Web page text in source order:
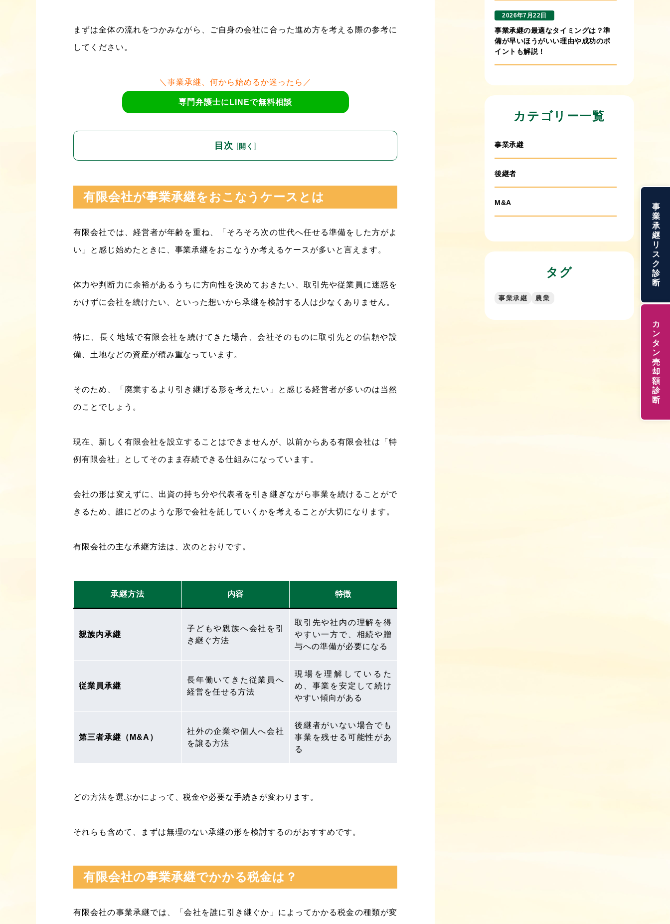
事
業
承
継
リ
ス
ク
診
断
カ
ン
タ
ン
売
却
額
診
断
まずは全体の流れをつかみながら、ご自身の会社に合った進め方を考える際の参考に
してください。
＼事業承継、何から始めるか迷ったら／
専門弁護士にLINEで無料相談
目次 [開く ]
有限会社が事業承継をおこなうケースとは
有限会社では、経営者が年齢を重ね、「そろそろ次の世代へ任せる準備をした方がよ
い」と感じ始めたときに、事業承継をおこなうか考えるケースが多いと言えます。
体力や判断力に余裕があるうちに方向性を決めておきたい、取引先や従業員に迷惑を
かけずに会社を続けたい、といった想いから承継を検討する人は少なくありません。
特に、長く地域で有限会社を続けてきた場合、会社そのものに取引先との信頼や設
備、土地などの資産が積み重なっています。
そのため、「廃業するより引き継げる形を考えたい」と感じる経営者が多いのは当然
のことでしょう。
現在、新しく有限会社を設立することはできませんが、以前からある有限会社は「特
例有限会社」としてそのまま存続できる仕組みになっています。
会社の形は変えずに、出資の持ち分や代表者を引き継ぎながら事業を続けることがで
きるため、誰にどのような形で会社を託していくかを考えることが大切になります。
有限会社の主な承継方法は、次のとおりです。
承継方法 内容 特徴
親族内承継
子どもや親族へ会社を引
き継ぐ方法
取引先や社内の理解を得
やすい一方で、相続や贈
与への準備が必要になる
従業員承継
長年働いてきた従業員へ
経営を任せる方法
現場を理解しているた
め、事業を安定して続け
やすい傾向がある
第三者承継（M&A）
社外の企業や個人へ会社
を譲る方法
後継者がいない場合でも
事業を残せる可能性があ
る
どの方法を選ぶかによって、税金や必要な手続きが変わります。
それらも含めて、まずは無理のない承継の形を検討するのがおすすめです。
有限会社の事業承継でかかる税金は？
有限会社の事業承継では、「会社を誰に引き継ぐか」によってかかる税金の種類が変
2026年7月22日
事業承継の最適なタイミングは？準
備が早いほうがいい理由や成功のポ
イントも解説！
事業承継で個人から法人にすべき？
ス・手続きの流れも解説！
2026年7月15日
事業承継税制の延長はいつまで？特
例承継計画の期限や要件・準備まで
用や進め方・相談先の選び方までま
カテゴリー一覧
事業承継
後継者
M&A
タグ
事業承継 農業